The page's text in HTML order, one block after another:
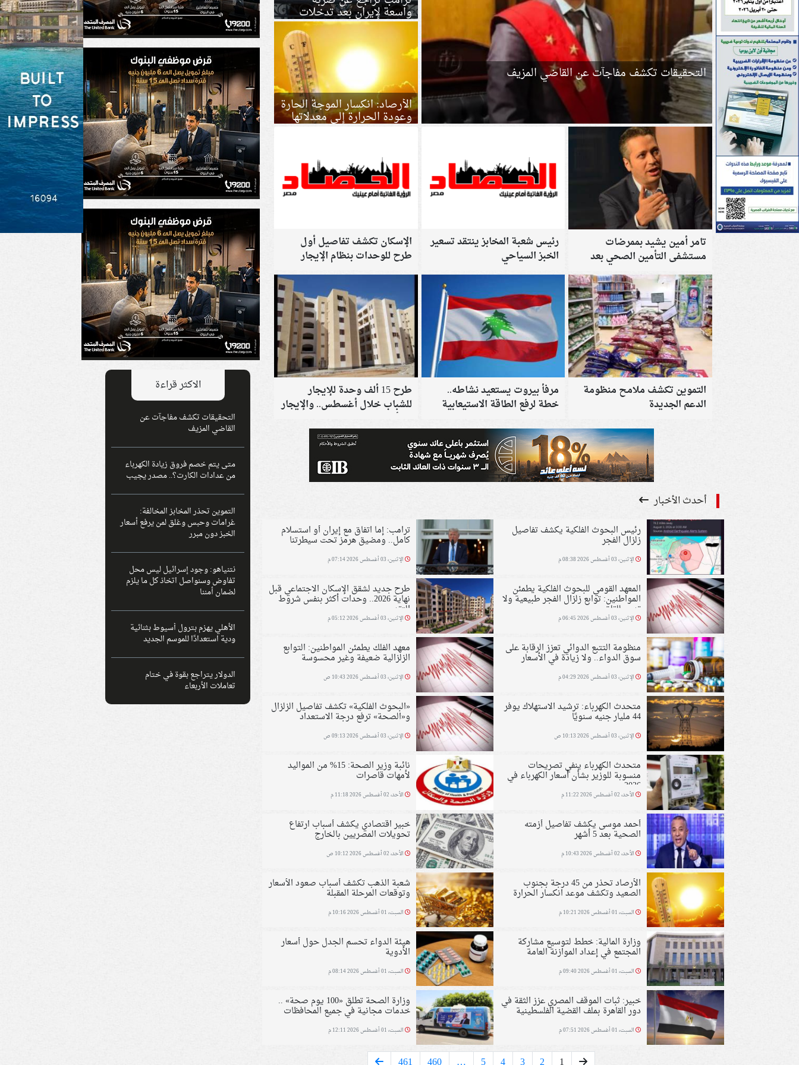
التحقيقات تكشف مفاجآت عن القاضي المزيف
واسعة لإيران بعد تدخلات
خليجية.. خبير يكشف
الأرصاد: انكسار الموجة الحارة
وعودة الحرارة إلى معدلاتها
الطبيعية
تامر أمين يشيد بممرضات
مستشفى التأمين الصحي بعد
حريق مدينة نصر
رئيس شعبة المخابز ينتقد تسعير
الخبز السياحي
الإسكان تكشف تفاصيل أول
طرح للوحدات بنظام الإيجار
التموين تكشف ملامح منظومة
الدعم الجديدة
مرفأ بيروت يستعيد نشاطه..
خطة لرفع الطاقة الاستيعابية
طرح 15 ألف وحدة للإيجار
للشباب خلال أغسطس.. والإيجار
يبدأ من 1500 جنيه
أحدث الأخبار
رئيس البحوث الفلكية يكشف تفاصيل
زلزال الفجر
الإثنين، 03 أغسطس 2026 08:38 م
ترامب: إما اتفاق مع إيران أو استسلام
كامل.. ومضيق هرمز تحت سيطرتنا
الإثنين، 03 أغسطس 2026 07:14 م
المعهد القومي للبحوث الفلكية يطمئن
المواطنين: توابع زلزال الفجر طبيعية ولا
تدعو للقلق
الإثنين، 03 أغسطس 2026 06:45 م
طرح جديد لشقق الإسكان الاجتماعي قبل
نهاية 2026.. وحدات أكثر بنفس شروط
التقديم
الإثنين، 03 أغسطس 2026 05:12 م
منظومة التتبع الدوائي تعزز الرقابة على
سوق الدواء.. ولا زيادة في الأسعار
الإثنين، 03 أغسطس 2026 04:29 م
معهد الفلك يطمئن المواطنين: التوابع
الزلزالية ضعيفة وغير محسوسة
الإثنين، 03 أغسطس 2026 10:43 ص
متحدث الكهرباء: ترشيد الاستهلاك يوفر
44 مليار جنيه سنويًا
الإثنين، 03 أغسطس 2026 10:13 ص
«البحوث الفلكية» تكشف تفاصيل الزلزال
و«الصحة» ترفع درجة الاستعداد
الإثنين، 03 أغسطس 2026 09:13 ص
متحدث الكهرباء ينفي تصريحات
منسوبة للوزير بشأن أسعار الكهرباء في
2026
الأحد، 02 أغسطس 2026 11:22 م
نائبة وزير الصحة: 15% من المواليد
لأمهات قاصرات
الأحد، 02 أغسطس 2026 11:18 م
أحمد موسى يكشف تفاصيل أزمته
الصحية بعد 5 أشهر
الأحد، 02 أغسطس 2026 10:43 م
خبير اقتصادي يكشف أسباب ارتفاع
تحويلات المصريين بالخارج
الأحد، 02 أغسطس 2026 10:12 ص
الأرصاد تحذر من 45 درجة بجنوب
الصعيد وتكشف موعد انكسار الحرارة
السبت، 01 أغسطس 2026 10:21 م
شعبة الذهب تكشف أسباب صعود الأسعار
وتوقعات المرحلة المقبلة
السبت، 01 أغسطس 2026 10:16 م
وزارة المالية: خطط لتوسيع مشاركة
المجتمع في إعداد الموازنة العامة
السبت، 01 أغسطس 2026 09:40 م
هيئة الدواء تحسم الجدل حول أسعار
الأدوية
السبت، 01 أغسطس 2026 08:14 م
خبير: ثبات الموقف المصري عزز الثقة في
دور القاهرة بملف القضية الفلسطينية
السبت، 01 أغسطس 2026 07:51 م
وزارة الصحة تطلق «100 يوم صحة» ..
خدمات مجانية في جميع المحافظات
السبت، 01 أغسطس 2026 12:11 م
الاكثر قراءة
التحقيقات تكشف مفاجآت عن
القاضي المزيف
متى يتم خصم فروق زيادة الكهرباء
من عدادات الكارت؟.. مصدر يجيب
التموين تحذر المخابز المخالفة:
غرامات وحبس وغلق لمن يرفع أسعار
الخبز دون مبرر
نتنياهو: وجود إسرائيل ليس محل
تفاوض وسنواصل اتخاذ كل ما يلزم
لضمان أمننا
الأهلي يهزم بترول أسيوط بثنائية
ودية استعدادًا للموسم الجديد
الدولار يتراجع بقوة في ختام
تعاملات الأربعاء